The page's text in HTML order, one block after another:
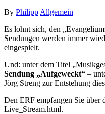
By Philipp Allgemein
Es lohnt sich, den
Sendungen werden immer
eingespielt.
Und: unter dem Titel
Sendung „Aufgeweckt“ –
Jörg Streng zur Entstehung
Den ERF empfangen Sie über
Live_Stream.html.